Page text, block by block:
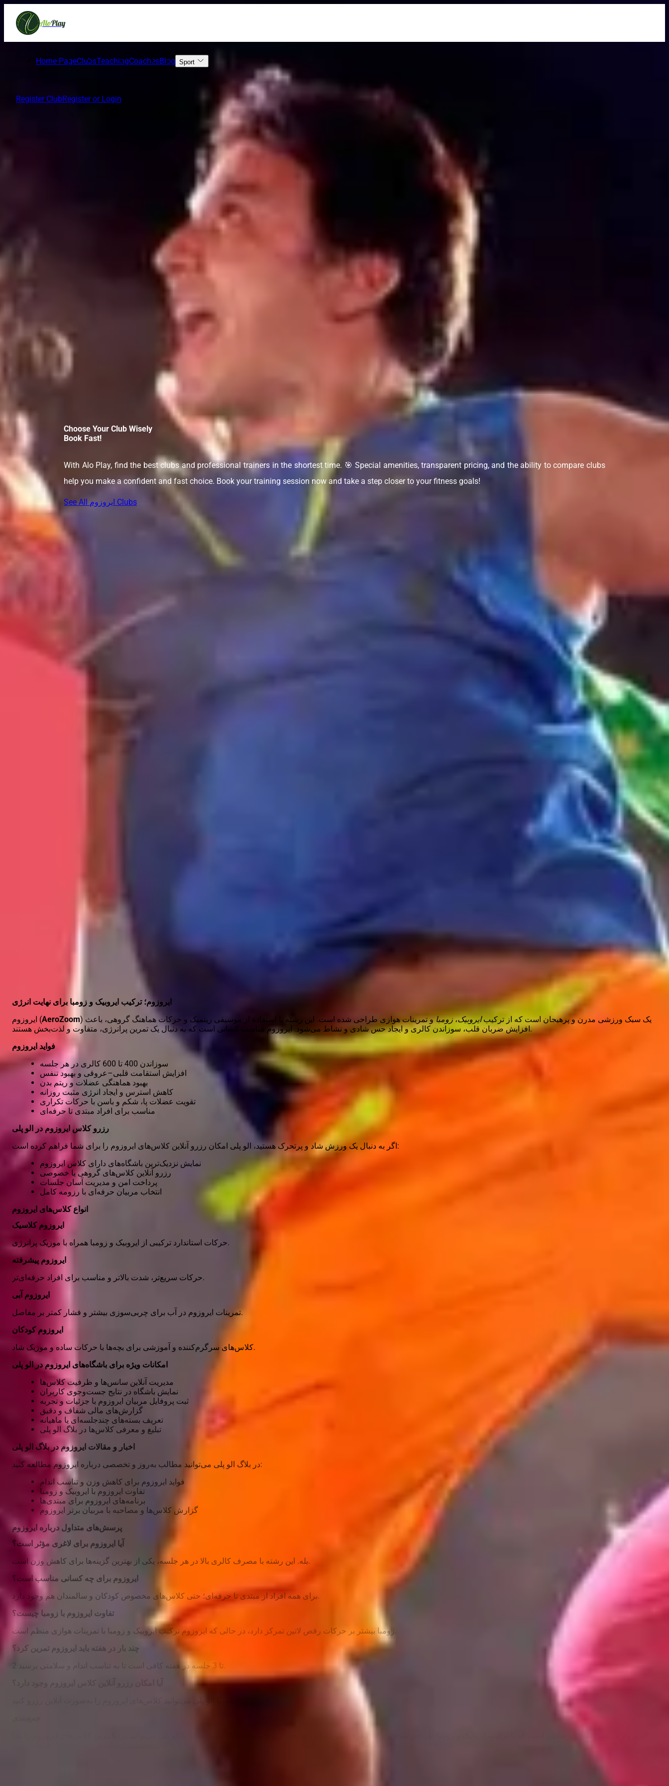
AloPlay
Home PageClubsTeachingCoachesBlog Sport
Register ClubRegister or Login
تهرانپارس _ بین فلکه دوم و سوم تهرانپارس _ خیابان سجده ای ( کادوس ) پلاک 36
تهرانپارس _ بین فلکه دوم و سوم تهرانپارس _ خیابان سجده ای ( کادوس ) پلاک 36
Unknown
Choose Your Club Wisely
Book Fast!
With Alo Play, find the best clubs and professional trainers in the shortest time. 🎯 Special amenities, transparent pricing, and the ability to compare clubs
help you make a confident and fast choice. Book your training session now and take a step closer to your fitness goals!
See All ایروزوم Clubs
چطور میتونم باشگاه بدنسازی که ایروزوم داشته باشه نزدیک به خونم رو پیدا کنم
از کجا میتونم باشگاه ایروزوم رزرو کنم
با سایت الوپلی میتونی خیلی راحت کلاس ایروزوم دلخواهت رو با چند کلیک ساده رزرو کنی
ایروزوم؛ ترکیب ایروبیک و زومبا برای نهایت انرژی
ایروزوم (AeroZoom ) یک سبک ورزشی مدرن و پرهیجان است که از ترکیبایروبیک،زومباو تمرینات هوازی طراحی شده است. این رشته با استفاده از موسیقی ریتمیک و حرکات هماهنگ گروهی، باعث
افزایش ضربان قلب، سوزاندن کالری و ایجاد حس شادی و نشاط می‌شود. ایروزوم مناسب کسانی است که به دنبال یک تمرین پرانرژی، متفاوت و لذت‌بخش هستند.
فواید ایروزوم
سوزاندن 400 تا 600 کالری در هر جلسه
افزایش استقامت قلبی–عروقی و بهبود تنفس
بهبود هماهنگی عضلات و ریتم بدن
کاهش استرس و ایجاد انرژی مثبت روزانه
تقویت عضلات پا، شکم و باسن با حرکات تکراری
مناسب برای افراد مبتدی تا حرفه‌ای
رزروکلاس ایروزوم در الو پلی
اگر به دنبال یک ورزش شاد و پرتحرک هستید، الو پلی امکان رزرو آنلاین کلاس‌های ایروزوم را برای شما فراهم کرده است:
نمایش نزدیک‌ترین باشگاه‌های دارای کلاس ایروزوم
رزرو آنلاین کلاس‌های گروهی یا خصوصی
پرداخت امن و مدیریت آسان جلسات
انتخاب مربیان حرفه‌ای با رزومه کامل
انواع کلاس‌های ایروزوم
ایروزوم کلاسیک
حرکات استاندارد ترکیبی از ایروبیک و زومبا همراه با موزیک پرانرژی.
ایروزوم پیشرفته
حرکات سریع‌تر، شدت بالاتر و مناسب برای افراد حرفه‌ای‌تر.
ایروزوم آبی
تمرینات ایروزوم در آب برای چربی‌سوزی بیشتر و فشار کمتر بر مفاصل.
ایروزوم کودکان
کلاس‌های سرگرم‌کننده و آموزشی برای بچه‌ها با حرکات ساده و موزیک شاد.
امکانات ویژه برای باشگاه‌های ایروزوم در الو پلی
مدیریت آنلاین سانس‌ها و ظرفیت کلاس‌ها
نمایش باشگاه در نتایج جست‌وجوی کاربران
ثبت پروفایل مربیان ایروزوم با جزئیات و تجربه
گزارش‌های مالی شفاف و دقیق
تعریف بسته‌های چندجلسه‌ای یا ماهیانه
تبلیغ و معرفی کلاس‌ها در بلاگ الو پلی
اخبار و مقالات ایروزوم در بلاگ الو پلی
در بلاگ الو پلی می‌توانید مطالب به‌روز و تخصصی درباره ایروزوم مطالعه کنید:
فواید ایروزوم برای کاهش وزن و تناسب اندام
تفاوت ایروزوم با ایروبیک و زومبا
برنامه‌های ایروزوم برای مبتدی‌ها
گزارش کلاس‌ها و مصاحبه با مربیان برتر ایروزوم
پرسش‌های متداول درباره ایروزوم
آیا ایروزوم برای لاغری مؤثر است؟
بله. این رشته با مصرف کالری بالا در هر جلسه، یکی از بهترین گزینه‌ها برای کاهش وزن است.
ایروزوم برای چه کسانی مناسب است؟
برای همه افراد از مبتدی تا حرفه‌ای؛ حتی کلاس‌های مخصوص کودکان و سالمندان هم وجود دارد.
تفاوت ایروزوم با زومبا چیست؟
چند بار در هفته باید ایروزوم تمرین کرد؟
2 تا 3 جلسه در هفته کافی است تا به تناسب اندام و سلامتی برسید.
ایروزوم ورزشی شاد و پرهیجان است که با ترکیب ایروبیک و زومبا طراحی شده و برای لاغری، تقویت قلب و ایجاد انرژی مثبت بسیار مؤثر است. با الو پلی می‌توانید نزدیک‌ترین کلاس‌های ایروزوم را پیدا
کرده و با انتخاب مربیان حرفه‌ای در این رشته جذاب شرکت کنید. باشگاه‌داران نیز با حضور در این پلتفرم می‌توانند کلاس‌های خود را بهتر معرفی کرده و هنرجویان بیشتری جذب کنند.